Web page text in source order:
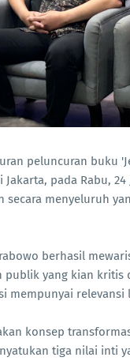
peluncuran buku
Jakarta, pada Rabu,
menyeluruh
berhasil
publik yang kian
mempunyai relevansi
konsep
tiga nilai inti